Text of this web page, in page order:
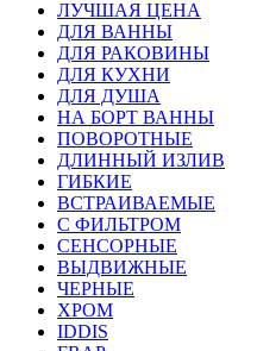
ЛУЧШАЯ ЦЕНА
ДЛЯ ВАННЫ
ДЛЯ РАКОВИНЫ
ДЛЯ КУХНИ
ДЛЯ ДУША
НА БОРТ ВАННЫ
ПОВОРОТНЫЕ
ДЛИННЫЙ ИЗЛИВ
ГИБКИЕ
ВСТРАИВАЕМЫЕ
С ФИЛЬТРОМ
СЕНСОРНЫЕ
ВЫДВИЖНЫЕ
ЧЕРНЫЕ
ХРОМ
IDDIS